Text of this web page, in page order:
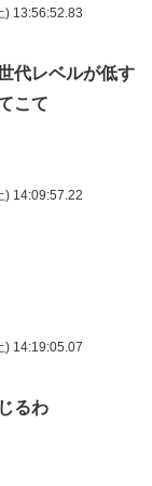
) 13:56:52.83
代レベルが低す
こて
) 14:09:57.22
) 14:19:05.07
るわ